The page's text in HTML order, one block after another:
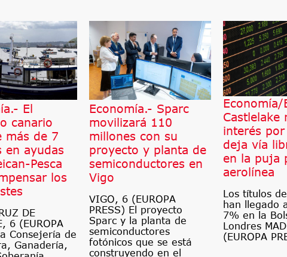
El
canario
más de 7
en ayudas
Pesca
los
DE
6 (EUROPA
Consejería de
Ganadería,
Economía.- Sparc
movilizará 110
millones con su
proyecto y planta de
semiconductores en
Vigo
VIGO, 6 (EUROPA
PRESS) El proyecto
Sparc y la planta de
semiconductores
fotónicos que se está
construyendo en el
Economía/
Castlelake
interés
deja vía
en la puja
aerolínea
Los títulos
han llegado
7% en la
Londres
(EUROPA